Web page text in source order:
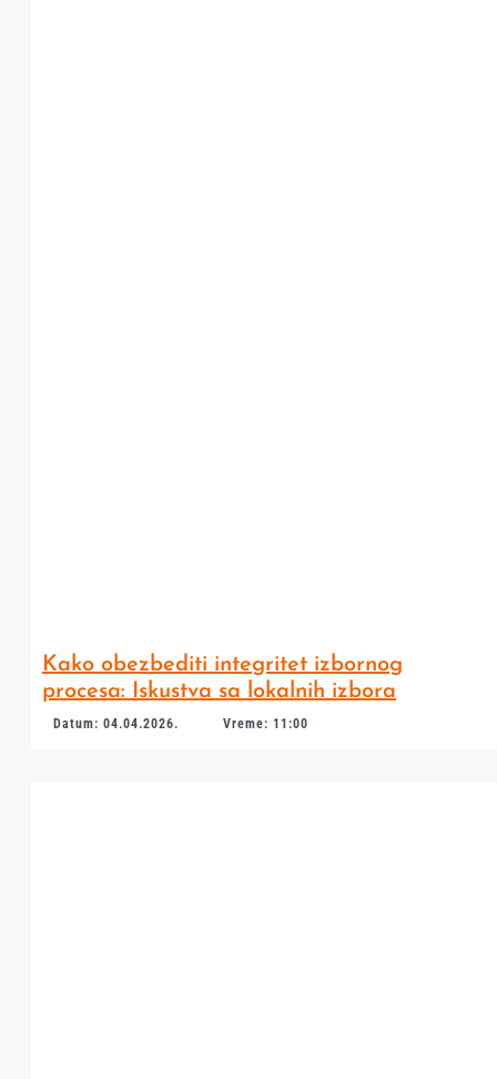
Kako obezbediti integritet izbornog
procesa: Iskustva sa lokalnih izbora
Datum: 04.04.2026. Vreme: 11:00